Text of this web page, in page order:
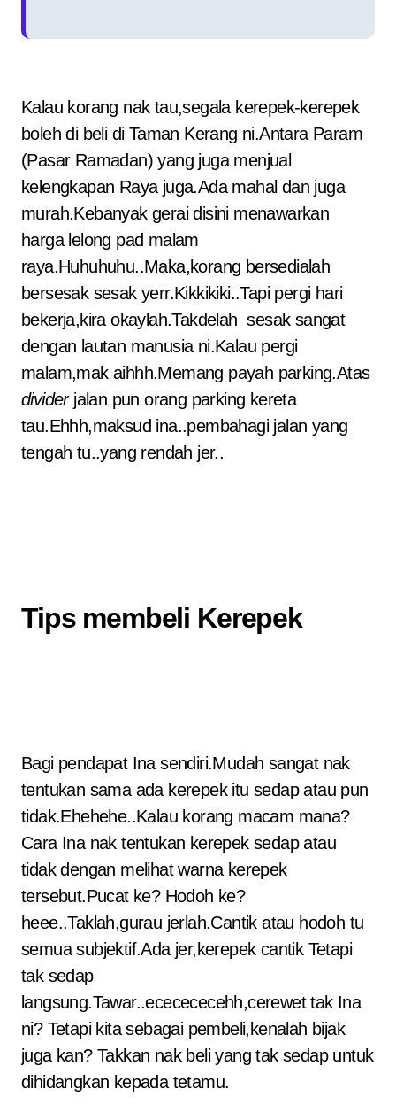
Kalau korang nak tau,segala kerepek-kerepek
boleh di beli di Taman Kerang ni.Antara Param
(Pasar Ramadan) yang juga menjual
kelengkapan Raya juga.Ada mahal dan juga
murah.Kebanyak gerai disini menawarkan
harga lelong pad malam
raya.Huhuhuhu..Maka,korang bersedialah
bersesak sesak yerr.Kikkikiki..Tapi pergi hari
bekerja,kira okaylah.Takdelah sesak sangat
dengan lautan manusia ni.Kalau pergi
malam,mak aihhh.Memang payah parking.Atas
dividerjalan pun orang parking kereta
tau.Ehhh,maksud ina..pembahagi jalan yang
tengah tu..yang rendah jer..
Tips membeli Kerepek
Bagi pendapat Ina sendiri.Mudah sangat nak
tentukan sama ada kerepek itu sedap atau pun
tidak.Ehehehe..Kalau korang macam mana?
Cara Ina nak tentukan kerepek sedap atau
tidak dengan melihat warna kerepek
tersebut.Pucat ke? Hodoh ke?
heee..Taklah,gurau jerlah.Cantik atau hodoh tu
semua subjektif.Ada jer,kerepek cantik Tetapi
tak sedap
langsung.Tawar..ececececehh,cerewet tak Ina
ni? Tetapi kita sebagai pembeli,kenalah bijak
juga kan? Takkan nak beli yang tak sedap untuk
dihidangkan kepada tetamu.